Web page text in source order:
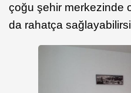
çoğu şehir merkezinde
da rahatça